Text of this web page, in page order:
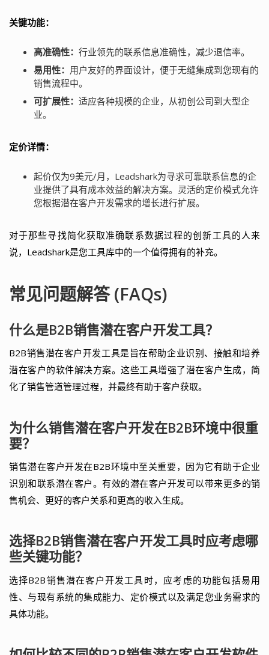
关键功能：
高准确性： 行业领先的联系信息准确性，减少退信率。
易用性： 用户友好的界面设计，便于无缝集成到您现有的
销售流程中。
可扩展性： 适应各种规模的企业，从初创公司到大型企
业。
定价详情：
起价仅为9美元/月，Leadshark为寻求可靠联系信息的企
业提供了具有成本效益的解决方案。灵活的定价模式允许
您根据潜在客户开发需求的增长进行扩展。
对于那些寻找简化获取准确联系数据过程的创新工具的人来
说，Leadshark是您工具库中的一个值得拥有的补充。
常见问题解答 (FAQs)
什么是B2B销售潜在客户开发工具？
B2B销售潜在客户开发工具是旨在帮助企业识别、接触和培养
潜在客户的软件解决方案。这些工具增强了潜在客户生成，简
化了销售管道管理过程，并最终有助于客户获取。
为什么销售潜在客户开发在B2B环境中很重
要？
销售潜在客户开发在B2B环境中至关重要，因为它有助于企业
识别和联系潜在客户。有效的潜在客户开发可以带来更多的销
售机会、更好的客户关系和更高的收入生成。
选择B2B销售潜在客户开发工具时应考虑哪
些关键功能？
选择B2B销售潜在客户开发工具时，应考虑的功能包括易用
性、与现有系统的集成能力、定价模式以及满足您业务需求的
具体功能。